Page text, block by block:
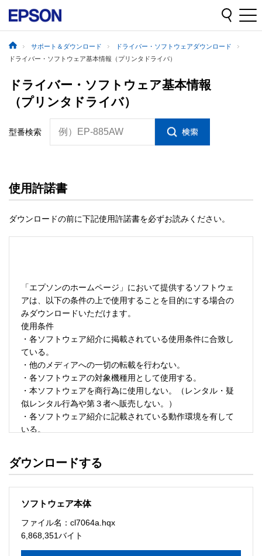
サポート＆ダウンロード
ドライバー・ソフトウェアダウンロード
ドライバー・ソフトウェア基本情報（プリンタドライバ）
ドライバー・ソフトウェア基本情報
（プリンタドライバ）
型番検索 例）EP-885AW
使用許諾書
ダウンロードの前に下記使用許諾書を必ずお読みください。
「エプソンのホームページ」において提供するソフトウェ
アは、以下の条件の上で使用することを目的にする場合の
みダウンロードいただけます。
使用条件
・各ソフトウェア紹介に掲載されている使用条件に合致し
ている。
・他のメディアへの一切の転載を行わない。
・各ソフトウェアの対象機種用として使用する。
・本ソフトウェアを商行為に使用しない。（レンタル・疑
似レンタル行為や第３者へ販売しない。）
・各ソフトウェア紹介に記載されている動作環境を有して
いる。
・ソフトウェアを改変、またはリバースエンジニアリング
ソフトウェアのサポート
・本サーバでは、ユーザーサポートは行いません。搭載ソ
ダウンロードする
ソフトウェア本体
ファイル名：cl7064a.hqx
6,868,351バイト